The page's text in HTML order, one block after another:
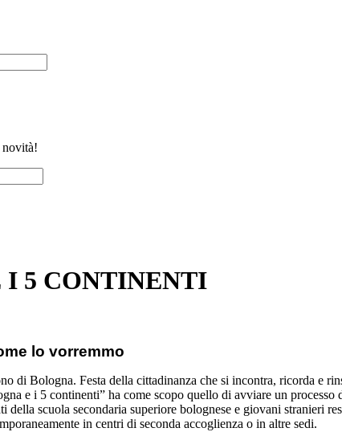
I 5 CONTINENTI
lo vorremmo
di Bologna. Festa della cittadinanza che si incontra, ricorda e
e i 5 continenti” ha come scopo quello di avviare un processo
della scuola secondaria superiore bolognese e giovani stranieri
in centri di seconda accoglienza o in altre sedi.